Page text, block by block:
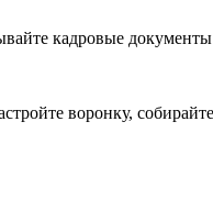
кадровые
воронку,